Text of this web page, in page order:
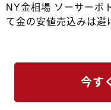
NY金相場 ソーサーボ
て金の安値売込みは避
今す